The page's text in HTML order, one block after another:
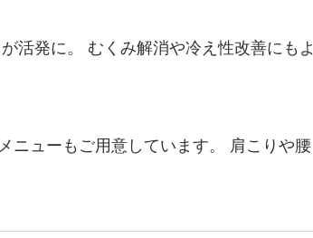
活発に。 むくみ解消や冷え性改善にもよ
ニューもご用意しています。 肩こりや腰